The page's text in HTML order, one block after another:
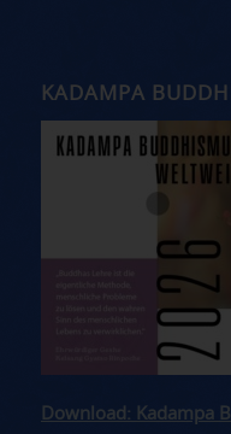
KADAMPA
Download: Kadampa